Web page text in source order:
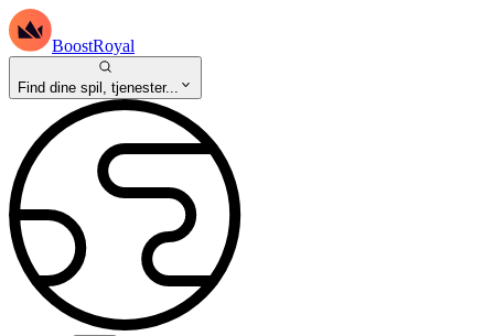
BoostRoyal
Find dine spil, tjenester...